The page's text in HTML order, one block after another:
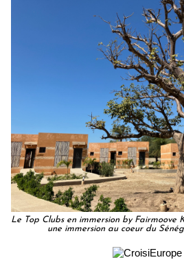
Le Top Clubs en immersion by Fairmoove
une immersion au coeur du